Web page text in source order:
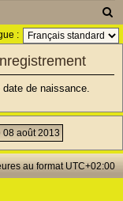
e
r
h
e
:
date de naissance.
au formatUTC+02:00